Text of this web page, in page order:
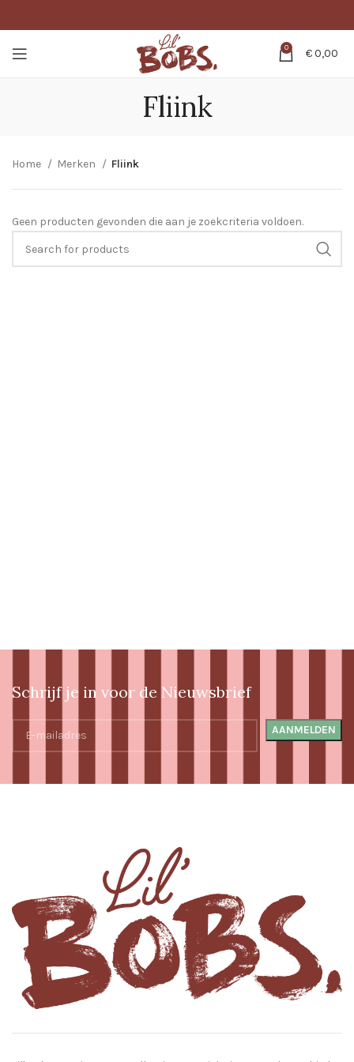
0 €0,00
Fliink
Home Merken Fliink
Geen producten gevonden die aan je zoekcriteria voldoen.
Schrijf je in voor de Nieuwsbrief